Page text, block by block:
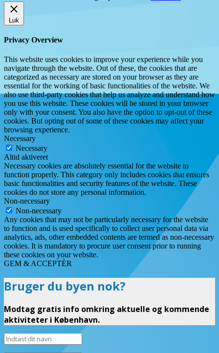
Luk
Privacy Overview
This website uses cookies to improve your experience while you
navigate through the website. Out of these, the cookies that are
categorized as necessary are stored on your browser as they are
essential for the working of basic functionalities of the website. We
also use third-party cookies that help us analyze and understand how
you use this website. These cookies will be stored in your browser
only with your consent. You also have the option to opt-out of these
cookies. But opting out of some of these cookies may affect your
browsing experience.
Necessary
Necessary
Altid aktiveret
Necessary cookies are absolutely essential for the website to
function properly. This category only includes cookies that ensures
basic functionalities and security features of the website. These
cookies do not store any personal information.
Non-necessary
Non-necessary
Any cookies that may not be particularly necessary for the website
to function and is used specifically to collect user personal data via
analytics, ads, other embedded contents are termed as non-necessary
cookies. It is mandatory to procure user consent prior to running
these cookies on your website.
GEM & ACCEPTÈR
Bruger du byen nok?
Modtag gratis info omkring aktuelle og kommende
aktiviteter i København.